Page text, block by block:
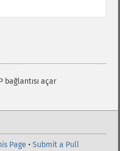
bağlantısı açar
Page • Submit a Pull